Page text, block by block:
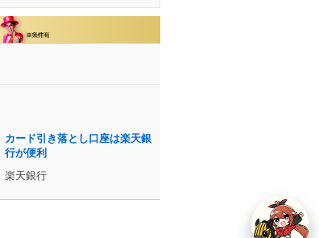
カード引き落とし口座は楽天銀
行が便利
楽天銀行